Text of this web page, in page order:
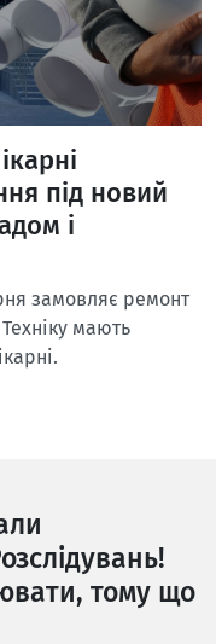
під новий
і
замовляє ремонт
мають
тому що